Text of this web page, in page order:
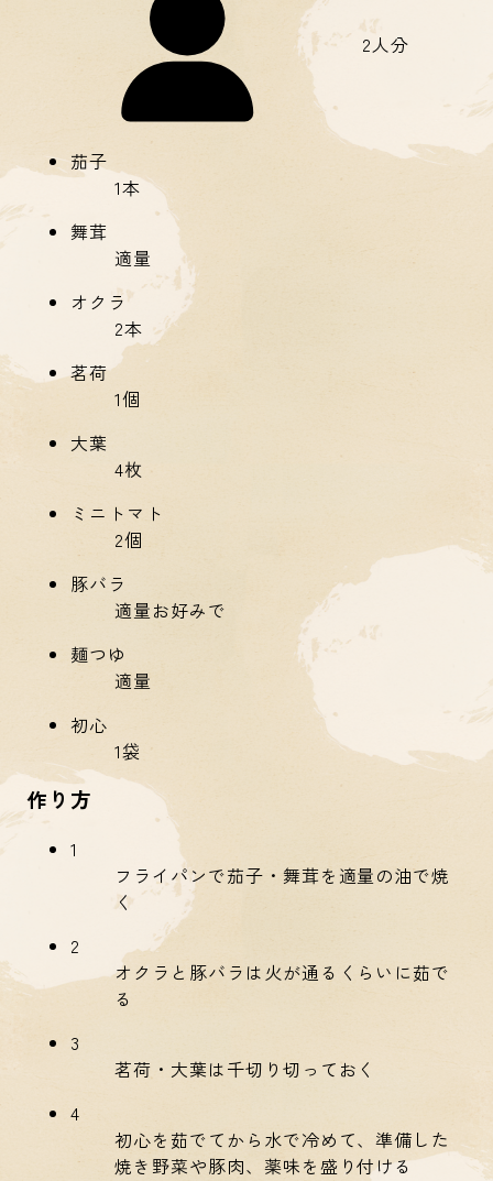
2人分
茄子
1本
舞茸
適量
オクラ
2本
茗荷
1個
大葉
4枚
ミニトマト
2個
豚バラ
適量お好みで
麺つゆ
適量
初心
1袋
作り方
1
フライパンで茄子・舞茸を適量の油で焼
く
2
オクラと豚バラは火が通るくらいに茹で
る
3
茗荷・大葉は千切り切っておく
4
初心を茹でてから水で冷めて、準備した
焼き野菜や豚肉、薬味を盛り付ける